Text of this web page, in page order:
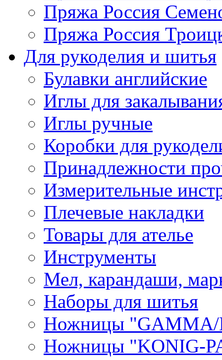
Пряжа Россия
Пряжа Россия
Для рукоделия и шитья
Булавки английские
Иглы для
Иглы ручные
Коробки для
Принадлежности
Измерительные
Плечевые накладки
Товары для ателье
Инструменты
Мел, карандаши,
Наборы для шитья
Ножницы "GAMMA/
Ножницы "KONIG-